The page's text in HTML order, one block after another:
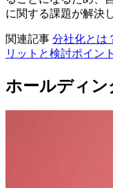
に関する課題が解決
関連記事 分社化とは
リットと検討ポイン
ホールディン